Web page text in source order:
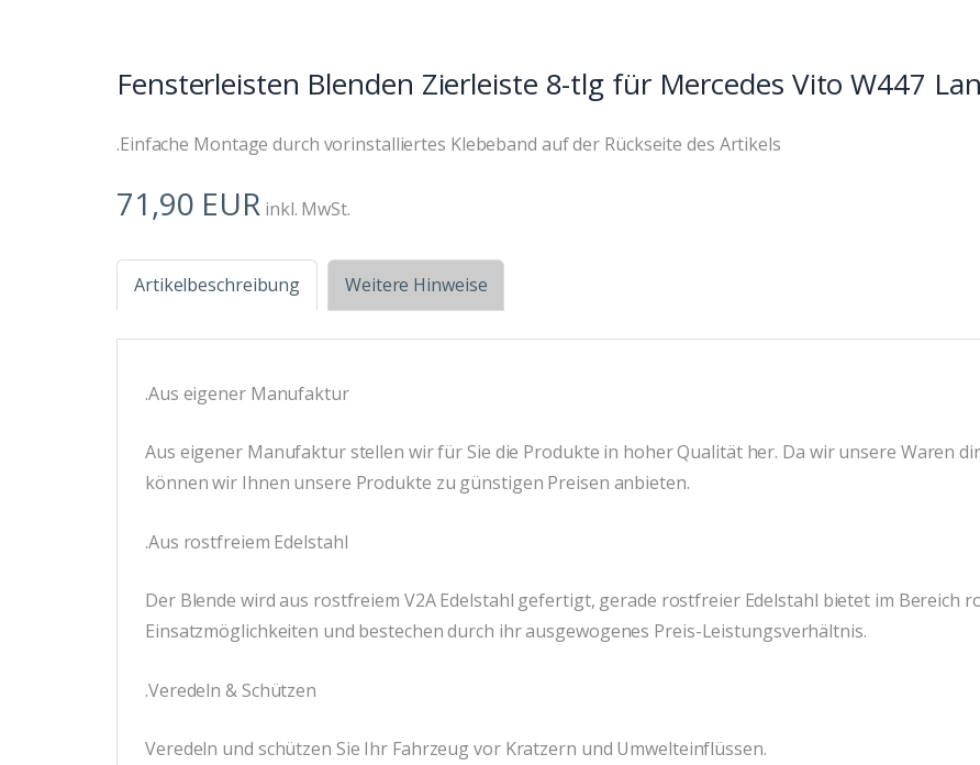
Fensterleisten Blenden Zierleiste 8-tlg für Mercedes Vito W447
.Einfache Montage durch vorinstalliertes Klebeband auf der Rückseite des Artikels
71,90 EUR inkl. MwSt.
Artikelbeschreibung Weitere Hinweise
.Aus eigener Manufaktur
Aus eigener Manufaktur stellen wir für Sie die Produkte in hoher Qualität her. Da wir unsere Waren
können wir Ihnen unsere Produkte zu günstigen Preisen anbieten.
.Aus rostfreiem Edelstahl
Der Blende wird aus rostfreiem V2A Edelstahl gefertigt, gerade rostfreier Edelstahl bietet im Bereich
Einsatzmöglichkeiten und bestechen durch ihr ausgewogenes Preis-Leistungsverhältnis.
.Veredeln & Schützen
Veredeln und schützen Sie Ihr Fahrzeug vor Kratzern und Umwelteinflüssen.